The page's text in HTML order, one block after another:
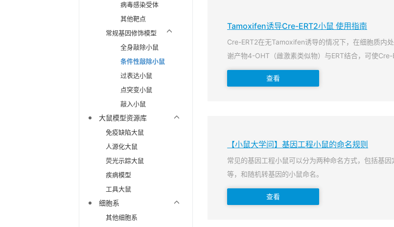
病毒感染受体
其他靶点
常规基因修饰模型
全身敲除小鼠
条件性敲除小鼠
过表达小鼠
点突变小鼠
敲入小鼠
大鼠模型资源库
免疫缺陷大鼠
人源化大鼠
荧光示踪大鼠
疾病模型
工具大鼠
细胞系
其他细胞系
Tamoxifen诱导Cre-ERT2小鼠 使用指南
Cre-ERT2在无Tamoxifen诱导的情况下，在细胞质内
谢产物4-OHT（雌激素类似物）与ERT结合，可使Cre-
查看
【小鼠大学问】基因工程小鼠的命名规则
常见的基因工程小鼠可以分为两种命名方式，包括基
等，和随机转基因的小鼠命名。
查看